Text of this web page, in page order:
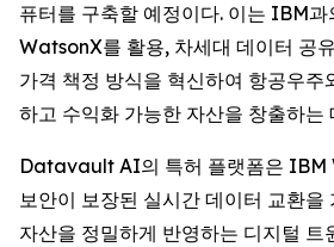
퓨터를 구축할 예정이다. 이는 IBM과
WatsonX를 활용, 차세대 데이터 공유
가격 책정 방식을 혁신하여 항공우주
하고 수익화 가능한 자산을 창출하는
Datavault AI의 특허 플랫폼은 IBM
보안이 보장된 실시간 데이터 교환을
자산을 정밀하게 반영하는 디지털 트